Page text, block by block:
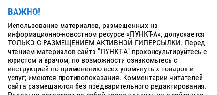
ВАЖНО!
Использование материалов, размещенных на
информационно-новостном ресурсе «ПУНКТ-А», допускается
ТОЛЬКО С РАЗМЕЩЕНИЕМ АКТИВНОЙ ГИПЕРСЫЛКИ. Перед
чтением материалов сайта "ПУНКТ-А" проконсультируйтесь с
юристом и врачом, по возможности ознакомьтесь с
инструкцией по применению всех упомянутых товаров и
услуг; имеются противопоказания. Комментарии читателей
сайта размещаются без предварительного редактирования.